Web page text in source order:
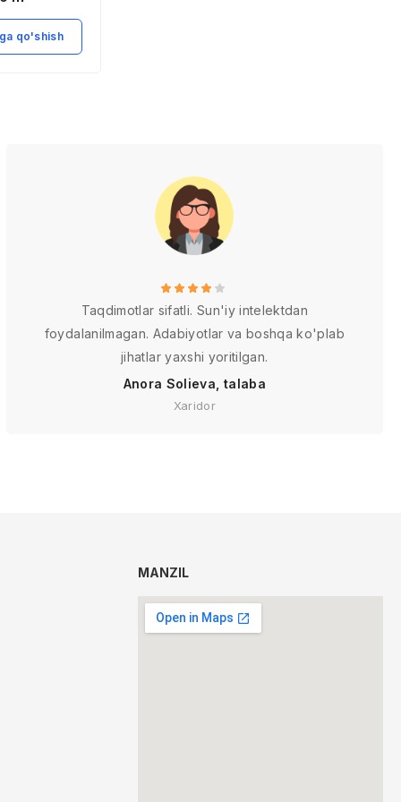
qo'shish
Taqdimotlar sifatli. Sun'iy intelektdan
foydalanilmagan. Adabiyotlar va boshqa ko'plab
jihatlar yaxshi yoritilgan.
Anora Solieva, talaba
Xaridor
MANZIL